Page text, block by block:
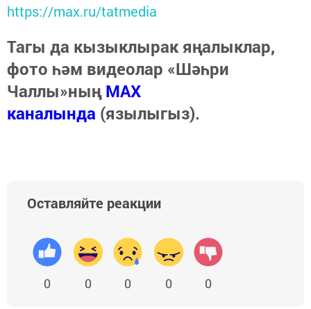
https://max.ru/tatmedia
Тагы да кызыклырак яңалыклар,
фото һәм видеолар «Шәһри
Чаллы»ныңMAX
каналында (язылыгыз).
Оставляйте реакции
0 0 0 0 0